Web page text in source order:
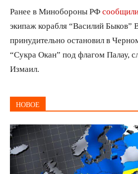
Ранее в Минобороны РФ
экипаж корабля “Василий
принудительно остановил в
“Сукра Окан” под флагом Палау,
Измаил.
НОВОЕ